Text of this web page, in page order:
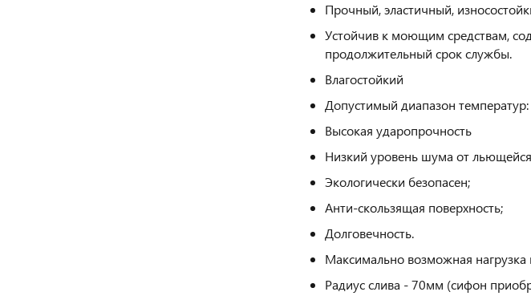
Прочный, эластичный,
Устойчив к моющим средствам,
продолжительный срок службы.
Влагостойкий
Допустимый диапазон
Высокая ударопрочность
Низкий уровень шума от
Экологически безопасен;
Анти-скользящая поверхность;
Долговечность.
Максимально возможная
Радиус слива - 70мм (сифон